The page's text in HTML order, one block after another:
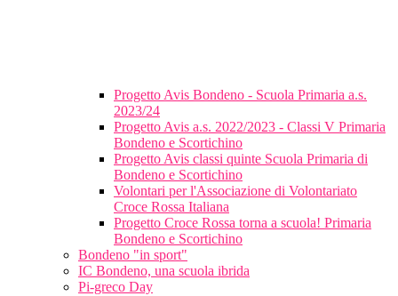
Progetto Avis Bondeno - Scuola Primaria a.s.
2023/24
Progetto Avis a.s. 2022/2023 - Classi V Primaria
Bondeno e Scortichino
Progetto Avis classi quinte Scuola Primaria di
Bondeno e Scortichino
Volontari per l'Associazione di Volontariato
Croce Rossa Italiana
Progetto Croce Rossa torna a scuola! Primaria
Bondeno e Scortichino
Bondeno "in sport"
IC Bondeno, una scuola ibrida
Pi-greco Day